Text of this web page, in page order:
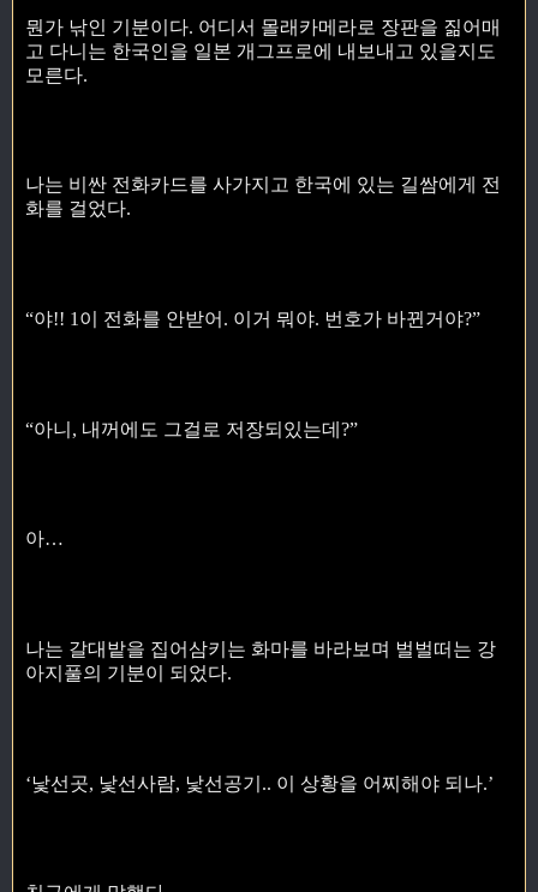
뭔가 낚인 기분이다. 어디서 몰래카메라로 장판을 짊어매
고 다니는 한국인을 일본 개그프로에 내보내고 있을지도
모른다.
나는 비싼 전화카드를 사가지고 한국에 있는 길쌈에게 전
화를 걸었다.
“야!! 1이 전화를 안받어. 이거 뭐야. 번호가 바뀐거야?”
“아니, 내꺼에도 그걸로 저장되있는데?”
아…
나는 갈대밭을 집어삼키는 화마를 바라보며 벌벌떠는 강
아지풀의 기분이 되었다.
‘낯선곳, 낯선사람, 낯선공기.. 이 상황을 어찌해야 되나.’